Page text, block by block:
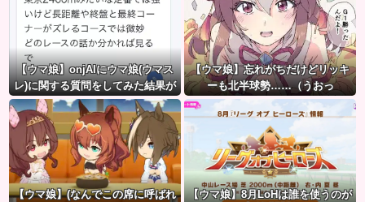
【ウマ娘】onjAIにウマ娘(ウマス
レ)に関する質問をしてみた結果が
草ｗｗｗ
【ウマ娘】忘れがちだけどリッキ
ーも北半球勢……（うおっ
【ウマ娘】(なんでこの席に呼ばれ
【ウマ娘】8月LoHは誰を使うのが